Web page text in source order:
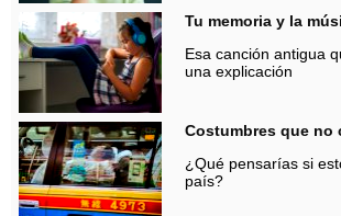
Tu memoria y la
Esa canción antigua
una explicación
Costumbres que no
¿Qué pensarías si
país?